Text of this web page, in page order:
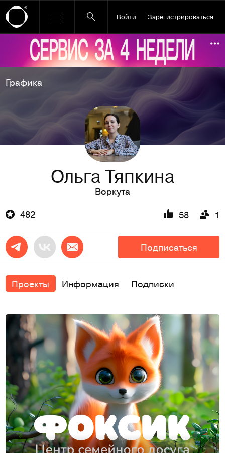
Войти Зарегистрироваться
Ссылка баннера
Графика
Ольга Тяпкина
Воркута
482
58 1
Подписаться
Проекты Информация Подписки